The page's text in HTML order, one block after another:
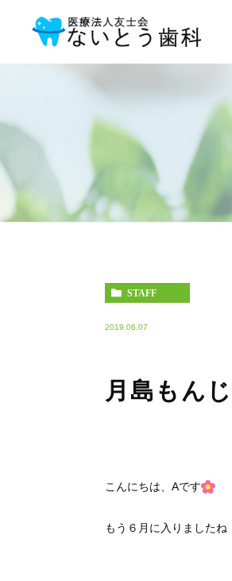
STAFF
2019.06.07
月島もん
こんにちは、Aです
もう６月に入りました